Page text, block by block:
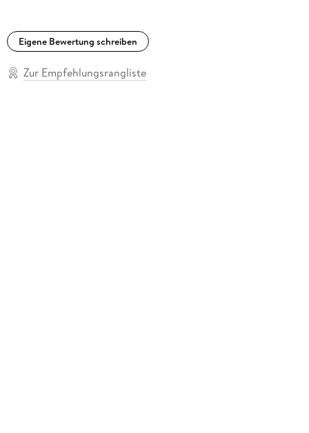
Eigene Bewertung schreiben
Zur Empfehlungsrangliste